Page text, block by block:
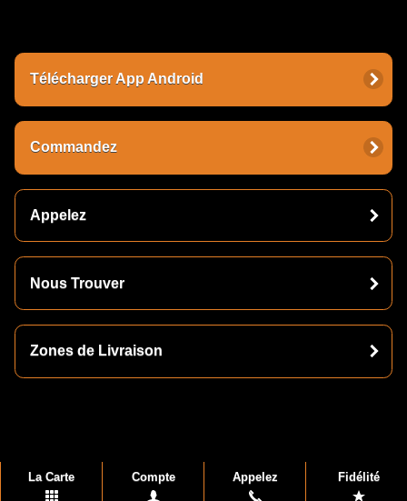
Télécharger App Android
Commandez
Appelez
Nous Trouver
Zones de Livraison
La Carte Compte Appelez Fidélité